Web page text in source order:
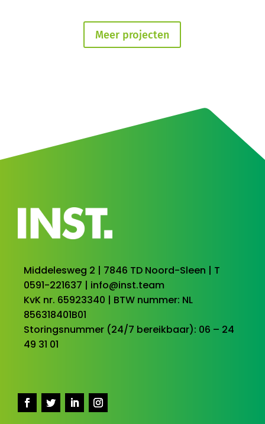
Meer projecten
Middelesweg 2 | 7846 TD Noord-Sleen | T
0591-221637 | info@inst.team
KvK nr. 65923340 | BTW nummer: NL
856318401B01
Storingsnummer (24/7 bereikbaar): 06 – 24
49 31 01